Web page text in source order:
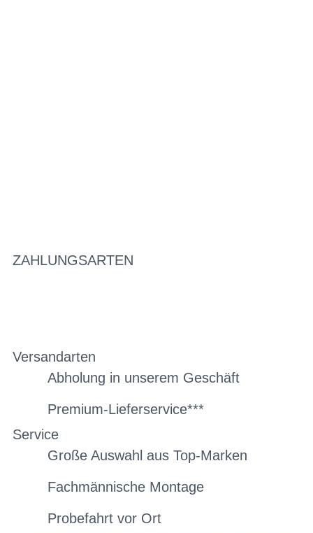
ZAHLUNGSARTEN
Versandarten
Abholung in unserem Geschäft
Premium-Lieferservice***
Service
Große Auswahl aus Top-Marken
Fachmännische Montage
Probefahrt vor Ort